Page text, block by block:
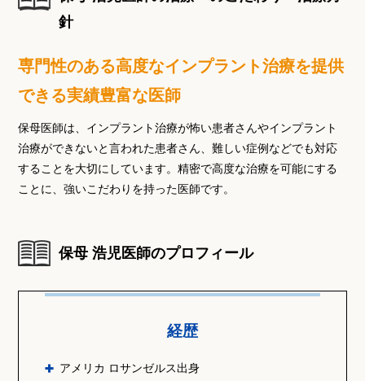
針
専門性のある高度なインプラント治療を提供
できる実績豊富な医師
保母医師は、インプラント治療が怖い患者さんやインプラント
治療ができないと言われた患者さん、難しい症例などでも対応
することを大切にしています。精密で高度な治療を可能にする
ことに、強いこだわりを持った医師です。
保母 浩児医師のプロフィール
経歴
アメリカ ロサンゼルス出身